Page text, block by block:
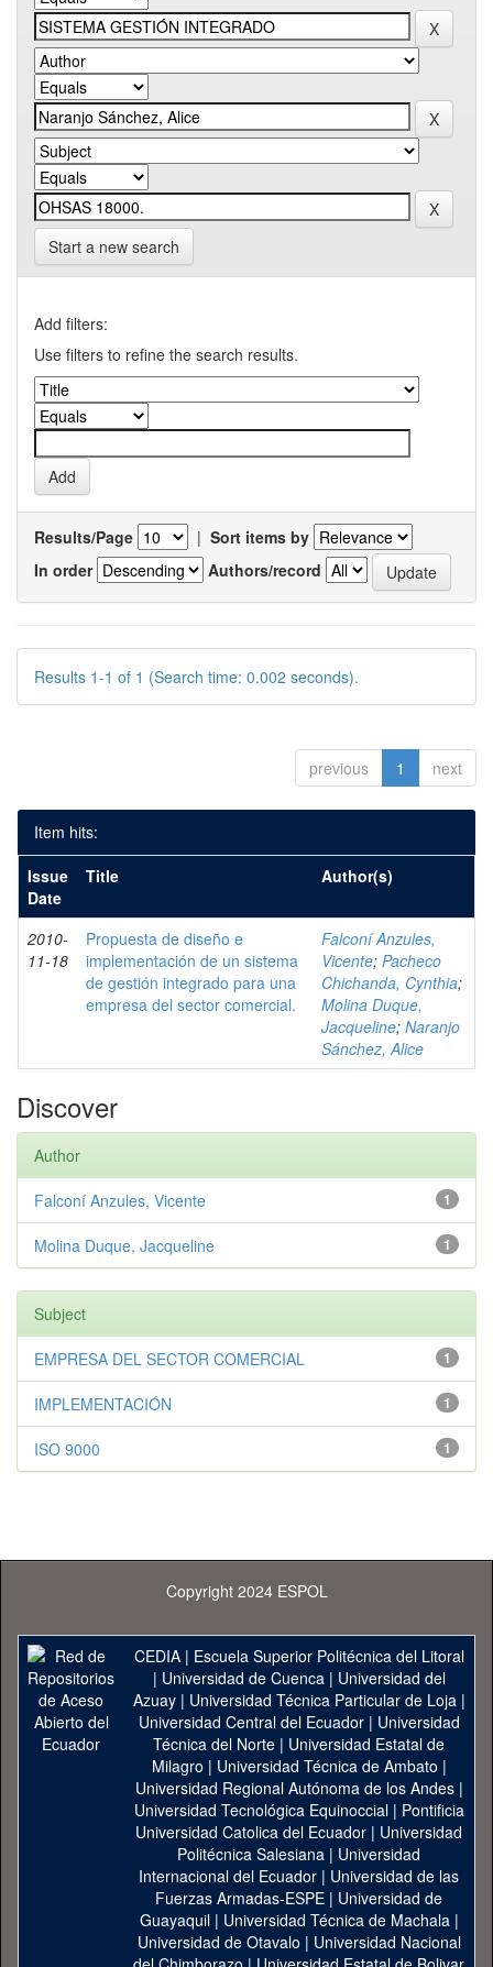
Start a new search
Add filters:
Use filters to refine the search results.
Results/Page | Sort items by
In order
Authors/record
Results 1-1 of 1 (Search time: 0.002 seconds).
previous 1 next
Item hits:
Issue
Date
Title Author(s)
2010-
11-18
Propuesta de diseño e
implementación de un sistema
de gestión integrado para una
empresa del sector comercial.
Falconí Anzules,
Vicente; Pacheco
Chichanda, Cynthia;
Molina Duque,
Jacqueline; Naranjo
Sánchez, Alice
Discover
Author
1
Falconí Anzules, Vicente
1
Molina Duque, Jacqueline
Subject
1
EMPRESA DEL SECTOR COMERCIAL
1
IMPLEMENTACIÓN
1
ISO 9000
Copyright 2024 ESPOL
CEDIA| Escuela Superior Politécnica del Litoral
| Universidad de Cuenca| Universidad del
Azuay| Universidad Técnica Particular de Loja|
Universidad Central del Ecuador| Universidad
Técnica del Norte | Universidad Estatal de
Milagro | Universidad Técnica de Ambato |
Universidad Regional Autónoma de los Andes|
Universidad Tecnológica Equinoccial| Pontificia
Universidad Catolica del Ecuador | Universidad
Politécnica Salesiana | Universidad
Internacional del Ecuador | Universidad de las
Fuerzas Armadas-ESPE | Universidad de
Guayaquil| Universidad Técnica de Machala|
Universidad de Otavalo | Universidad Nacional